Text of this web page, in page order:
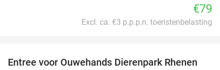
€79
Excl. ca. €3 p.p.p.n. toeristenbelasting
19%
Entree voor Ouwehands Dierenpark Rhenen